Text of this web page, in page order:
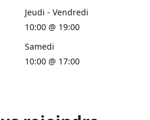
Jeudi - Vendredi
10:00 @ 19:00
Samedi
10:00 @ 17:00